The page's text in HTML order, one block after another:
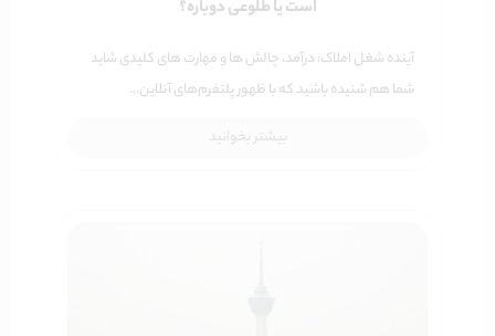
است یا طلوعی دوباره؟
​آینده شغل املاک: درآمد، چالش ها و مهارت های کلیدی شاید
شما هم شنیده باشید که با ظهور پلتفرم‌های آنلاین…
بیشتر بخوانید